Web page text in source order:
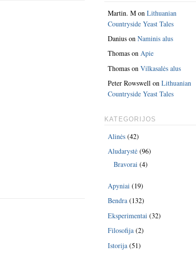
Martin. M onLithuanian
Countryside Yeast Tales
Danius onNaminis alus
Thomas onApie
Thomas onVilkasalės alus
Peter Rowswell onLithuanian
Countryside Yeast Tales
KATEGORIJOS
Alinės (42)
Aludarystė (96)
Bravorai (4)
Apyniai (19)
Bendra (132)
Eksperimentai (32)
Filosofija (2)
Istorija (51)